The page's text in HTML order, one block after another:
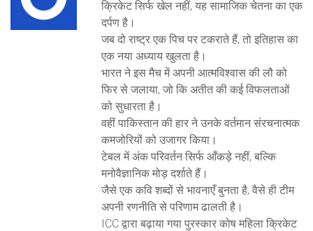
क्रिकेट सिर्फ खेल नहीं, यह सामाजिक चेतना का एक
दर्पण है।
जब दो राष्ट्र एक पिच पर टकराते हैं, तो इतिहास का
एक नया अध्याय खुलता है।
भारत ने इस मैच में अपनी आत्मविश्वास की लौ को
फिर से जलाया, जो कि अतीत की कई विफलताओं
को सुधारता है।
वहीं पाकिस्तान की हार ने उनके वर्तमान संरचनात्मक
कमजोरियों को उजागर किया।
टेबल में अंक परिवर्तन सिर्फ आँकड़े नहीं, बल्कि
मनोवैज्ञानिक मोड़ दर्शाते हैं।
जैसे एक कवि शब्दों से भावनाएँ बुनता है, वैसे ही टीम
अपनी रणनीति से परिणाम ढालती है।
ICC द्वारा बढ़ाया गया पुरस्कार कोष महिला क्रिकेट